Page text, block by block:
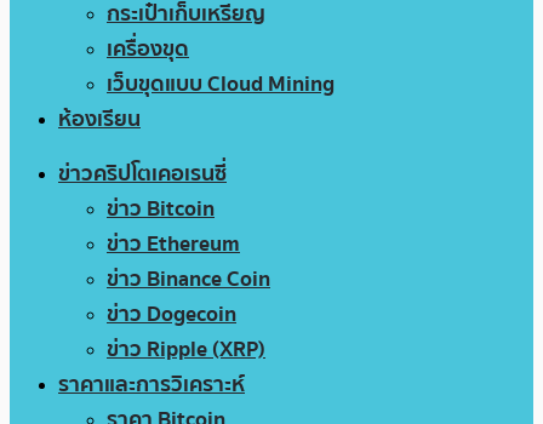
กระเป๋าเก็บเหรียญ
เครื่องขุด
เว็บขุดแบบ Cloud Mining
ห้องเรียน
ข่าวคริปโตเคอเรนซี่
ข่าว Bitcoin
ข่าว Ethereum
ข่าว Binance Coin
ข่าว Dogecoin
ข่าว Ripple (XRP)
ราคาและการวิเคราะห์